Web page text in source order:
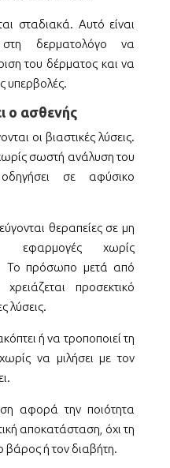
σταδιακά. Αυτό είναι
στη δερματολόγο να
του δέρματος και να
υπερβολές.
ο ασθενής
οι βιαστικές λύσεις.
σωστή ανάλυση του
σε αφύσικο
θεραπείες σε μη
εφαρμογές χωρίς
Το πρόσωπο μετά από
προσεκτικό
λύσεις.
ή να τροποποιεί τη
να μιλήσει με τον
αφορά την ποιότητα
αποκατάσταση, όχι τη
βάρος ή τον διαβήτη.